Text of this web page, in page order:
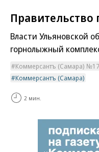
Правительство
Власти Ульяновской
горнолыжный
Коммерсантъ (Самара)
Коммерсантъ (Самара)
2 мин.